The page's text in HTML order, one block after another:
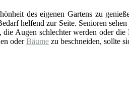
des eigenen Gartens zu
helfend zur Seite. Senioren
Augen schlechter werden oder
oderBäume zu beschneiden, sollte